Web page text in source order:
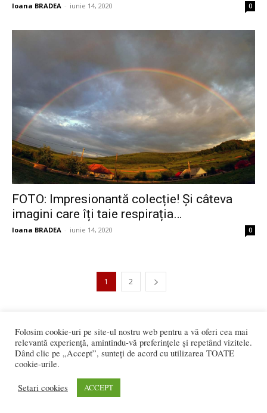
Ioana BRADEA - iunie 14, 2020 0
FOTO: Impresionantă colecție! Și câteva
imagini care îți taie respirația…
Ioana BRADEA - iunie 14, 2020 0
1 2
redactia@bistriteanul.ro
0722.480.707
Folosim cookie-uri pe site-ul nostru web pentru a vă oferi cea mai
relevantă experiență, amintindu-vă preferințele și repetând vizitele.
Dând clic pe „Accept”, sunteți de acord cu utilizarea TOATE
cookie-urile.
Setari cookies ACCEPT